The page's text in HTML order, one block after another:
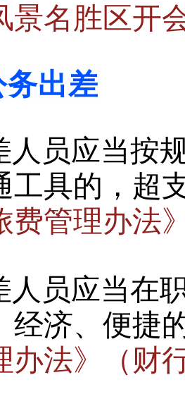
景名胜区开
务出差
人员应当按
工具的，超
费管理办法
人员应当在
经济、便捷
办法》（财